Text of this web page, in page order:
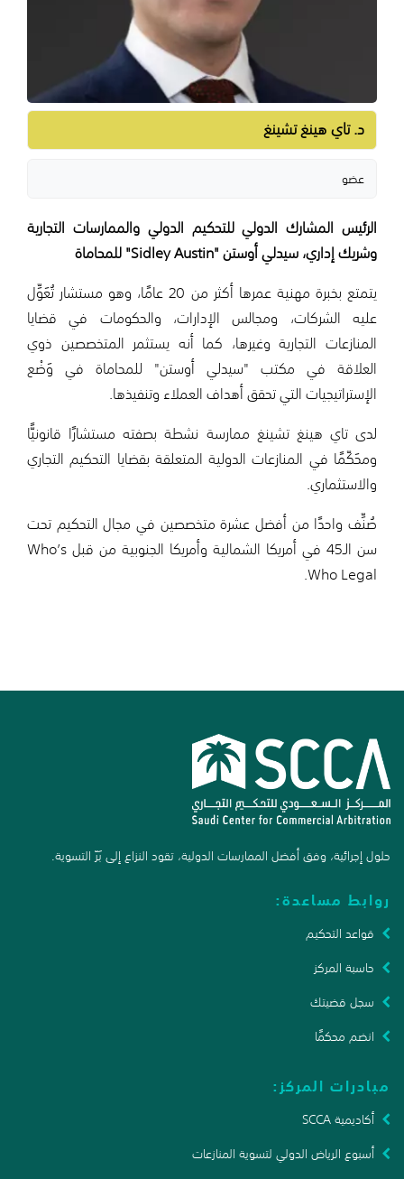
د. تاي هينغ تشينغ
عضو
الرئيس المشارك الدولي للتحكيم الدولي والممارسات التجارية
وشريك إداري، سيدلي أوستن "Sidley Austin" للمحاماة
يتمتع بخبرة مهنية عمرها أكثر من 20 عامًا، وهو مستشار تُعَوِّل
عليه الشركات، ومجالس الإدارات، والحكومات في قضايا
المنازعات التجارية وغيرها، كما أنه يستثمر المتخصصين ذوي
العلاقة في مكتب "سيدلي أوستن" للمحاماة في وَضْع
الإستراتيجيات التي تحقق أهداف العملاء وتنفيذها.
لدى تاي هينغ تشينغ ممارسة نشطة بصفته مستشارًا قانونيًّا
ومحَكّمًا في المنازعات الدولية المتعلقة بقضايا التحكيم التجاري
والاستثماري.
صُنِّف واحدًا من أفضل عشرة متخصصين في مجال التحكيم تحت
سن الـ45 في أمريكا الشمالية وأمريكا الجنوبية من قبل Who’s
Who Legal.
حلول إجرائية، وفق أفضل الممارسات الدولية، تقود النزاع إلى بَرّ التسوية.
روابط مساعدة:
قواعد التحكيم
حاسبة المركز
سجل قضيتك
انضم محكمًا
مبادرات المركز:
أكاديمية SCCA
أسبوع الرياض الدولي لتسوية المنازعات